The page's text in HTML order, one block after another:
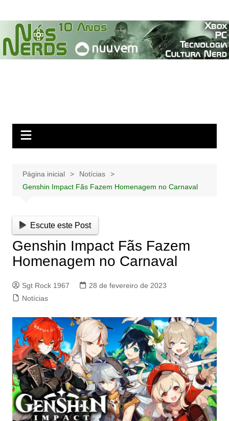
para
conteúdo
Página inicial
Notícias
Genshin Impact Fãs Fazem Homenagem no Carnaval
Escute este Post
Genshin Impact Fãs Fazem
Homenagem no Carnaval
Sgt Rock 1967
28 de fevereiro de 2023
Notícias